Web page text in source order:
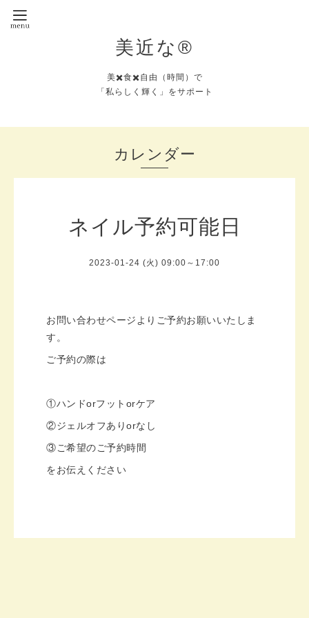
美近な®︎
美✖️食✖️自由（時間）で
「私らしく輝く」をサポート
カレンダー
ネイル予約可能日
2023-01-24 (火) 09:00～17:00
お問い合わせページよりご予約お願いいたしま
す。
ご予約の際は
①ハンドorフットorケア
②ジェルオフありorなし
③ご希望のご予約時間
をお伝えください